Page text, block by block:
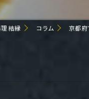
ペ
結縁 コラム 京都府